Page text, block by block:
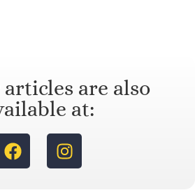
are also
at: